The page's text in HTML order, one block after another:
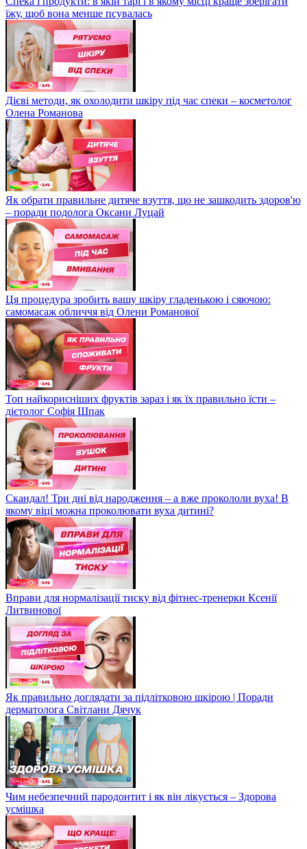
їжу, щоб вона менше псувалась
Дієві методи, як охолодити шкіру під час спеки – косметолог
Олена Романова
Як обрати правильне дитяче взуття, що не зашкодить здоров'ю
– поради подолога Оксани Луцай
Ця процедура зробить вашу шкіру гладенькою і сяючою:
самомасаж обличчя від Олени Романової
Топ найкорисніших фруктів зараз і як їх правильно їсти –
дієтолог Софія Шпак
Скандал! Три дні від народження – а вже прокололи вуха! В
якому віці можна проколювати вуха дитині?
Вправи для нормалізації тиску від фітнес-тренерки Ксенії
Литвинової
Як правильно доглядати за підлітковою шкірою | Поради
дерматолога Світлани Дячук
Чим небезпечний пародонтит і як він лікується – Здорова
усмішка